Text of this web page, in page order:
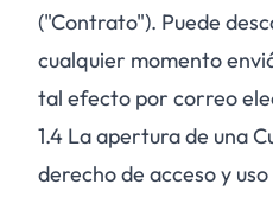
("Contrato"). Puede
cualquier momento
tal efecto por correo
1.4 La apertura de una
derecho de acceso y